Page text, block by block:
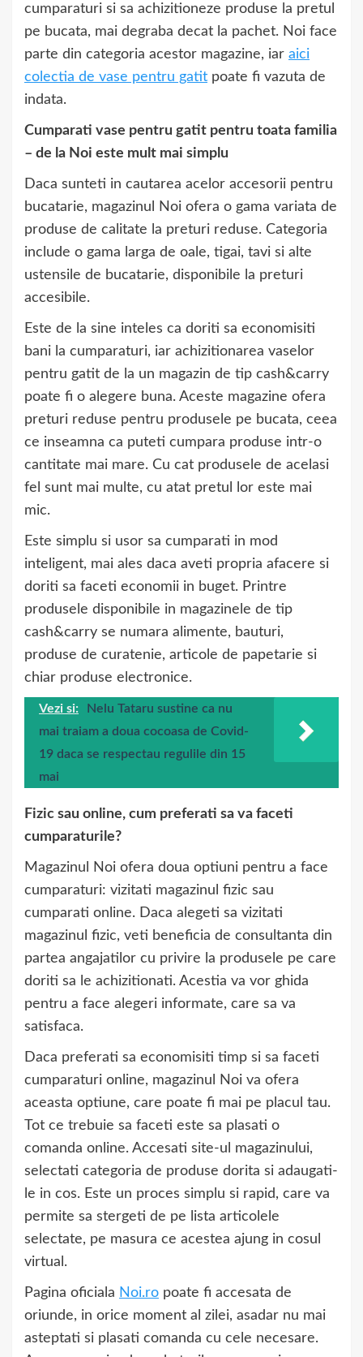
cumparaturi si sa achizitioneze produse la pretul
pe bucata, mai degraba decat la pachet. Noi face
parte din categoria acestor magazine, iar aici
colectia de vase pentru gatit poate fi vazuta de
indata.
Cumparati vase pentru gatit pentru toata familia
– de la Noi este mult mai simplu
Daca sunteti in cautarea acelor accesorii pentru
bucatarie, magazinul Noi ofera o gama variata de
produse de calitate la preturi reduse. Categoria
include o gama larga de oale, tigai, tavi si alte
ustensile de bucatarie, disponibile la preturi
accesibile.
Este de la sine inteles ca doriti sa economisiti
bani la cumparaturi, iar achizitionarea vaselor
pentru gatit de la un magazin de tip cash&carry
poate fi o alegere buna. Aceste magazine ofera
preturi reduse pentru produsele pe bucata, ceea
ce inseamna ca puteti cumpara produse intr-o
cantitate mai mare. Cu cat produsele de acelasi
fel sunt mai multe, cu atat pretul lor este mai
mic.
Este simplu si usor sa cumparati in mod
inteligent, mai ales daca aveti propria afacere si
doriti sa faceti economii in buget. Printre
produsele disponibile in magazinele de tip
cash&carry se numara alimente, bauturi,
produse de curatenie, articole de papetarie si
chiar produse electronice.
Vezi si:
Nelu Tataru sustine ca nu
mai traiam a doua cocoasa de Covid-
19 daca se respectau regulile din 15
mai
Fizic sau online, cum preferati sa va faceti
cumparaturile?
Magazinul Noi ofera doua optiuni pentru a face
cumparaturi: vizitati magazinul fizic sau
cumparati online. Daca alegeti sa vizitati
magazinul fizic, veti beneficia de consultanta din
partea angajatilor cu privire la produsele pe care
doriti sa le achizitionati. Acestia va vor ghida
pentru a face alegeri informate, care sa va
satisfaca.
Daca preferati sa economisiti timp si sa faceti
cumparaturi online, magazinul Noi va ofera
aceasta optiune, care poate fi mai pe placul tau.
Tot ce trebuie sa faceti este sa plasati o
comanda online. Accesati site-ul magazinului,
selectati categoria de produse dorita si adaugati-
le in cos. Este un proces simplu si rapid, care va
permite sa stergeti de pe lista articolele
selectate, pe masura ce acestea ajung in cosul
virtual.
Pagina oficiala Noi.ro poate fi accesata de
oriunde, in orice moment al zilei, asadar nu mai
asteptati si plasati comanda cu cele necesare.